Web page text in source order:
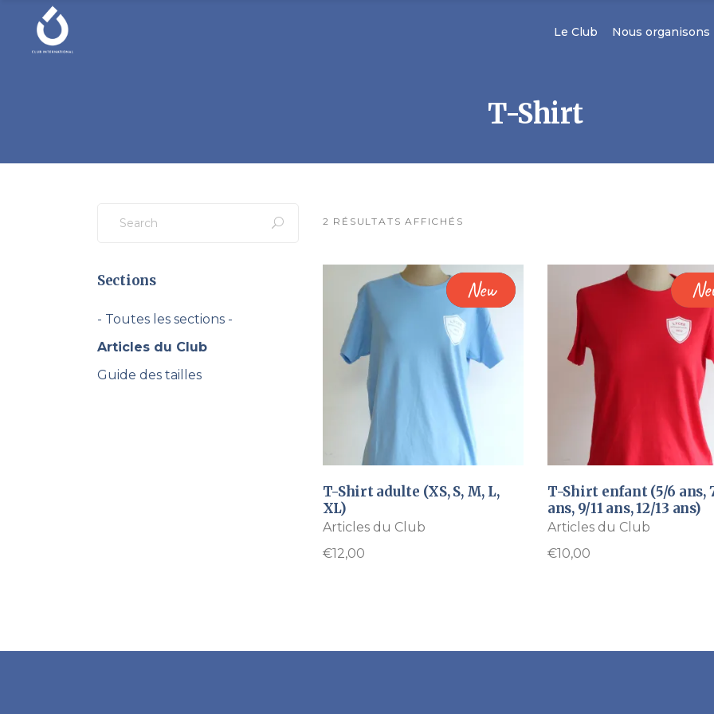
Le Club Nous organisons
T-Shirt
2 RÉSULTATS AFFICHÉS
Sold
New
T-Shirt adulte (XS, S, M, L,
XL)
Articles du Club
€12,00
T-Shirt enfant (5/6 ans,
ans, 9/11 ans, 12/13 ans)
Articles du Club
€10,00
for:
Sections
- Toutes les sections -
Articles du Club
Guide des tailles